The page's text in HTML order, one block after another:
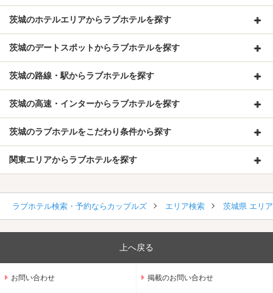
茨城のホテルエリアからラブホテルを探す
茨城のデートスポットからラブホテルを探す
茨城の路線・駅からラブホテルを探す
茨城の高速・インターからラブホテルを探す
茨城のラブホテルをこだわり条件から探す
関東エリアからラブホテルを探す
ラブホテル検索・予約ならカップルズ エリア検索 茨城県 エリ
上へ戻る
お問い合わせ 掲載のお問い合わせ